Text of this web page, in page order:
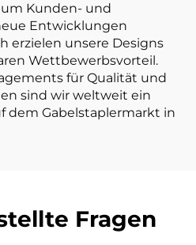
Kunden- und
Entwicklungen
erzielen unsere Designs
Wettbewerbsvorteil.
für Qualität und
sind wir weltweit ein
dem Gabelstaplermarkt in
Fragen